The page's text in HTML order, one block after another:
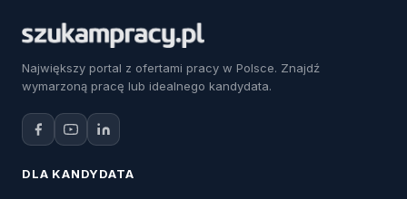
Największy portal z ofertami pracy w Polsce. Znajdź
wymarzoną pracę lub idealnego kandydata.
DLA KANDYDATA